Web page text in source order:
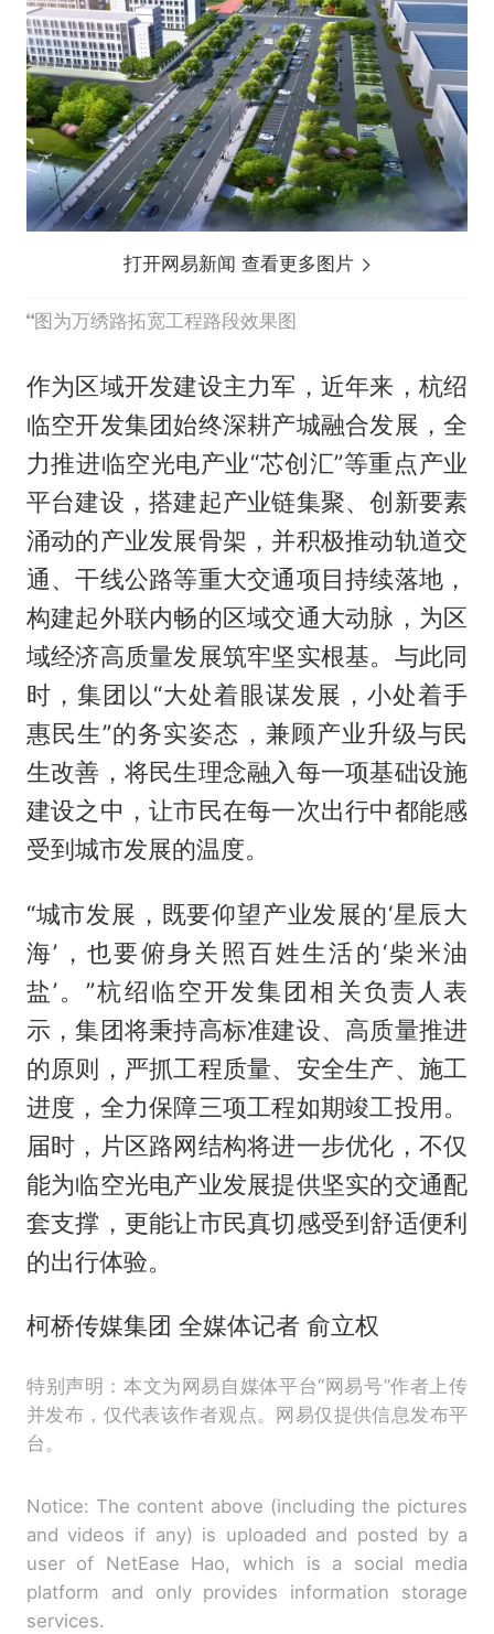
打开网易新闻 查看更多图片
图为万绣路拓宽工程路段效果图
作为区域开发建设主力军，近年来，杭绍
临空开发集团始终深耕产城融合发展，全
力推进临空光电产业“芯创汇”等重点产业
平台建设，搭建起产业链集聚、创新要素
涌动的产业发展骨架，并积极推动轨道交
通、干线公路等重大交通项目持续落地，
构建起外联内畅的区域交通大动脉，为区
域经济高质量发展筑牢坚实根基。与此同
时，集团以“大处着眼谋发展，小处着手
惠民生”的务实姿态，兼顾产业升级与民
生改善，将民生理念融入每一项基础设施
建设之中，让市民在每一次出行中都能感
受到城市发展的温度。
“城市发展，既要仰望产业发展的‘星辰大
海’，也要俯身关照百姓生活的‘柴米油
盐’。”杭绍临空开发集团相关负责人表
示，集团将秉持高标准建设、高质量推进
的原则，严抓工程质量、安全生产、施工
进度，全力保障三项工程如期竣工投用。
届时，片区路网结构将进一步优化，不仅
能为临空光电产业发展提供坚实的交通配
套支撑，更能让市民真切感受到舒适便利
的出行体验。
柯桥传媒集团 全媒体记者 俞立权
特别声明：本文为网易自媒体平台“网易号”作者上传
并发布，仅代表该作者观点。网易仅提供信息发布平
台。
Notice: The content above (including the pictures
and videos if any) is uploaded and posted by a
user of NetEase Hao, which is a social media
platform and only provides information storage
services.